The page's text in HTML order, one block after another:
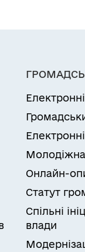
Онлайн-
Статут
Спільні
влади